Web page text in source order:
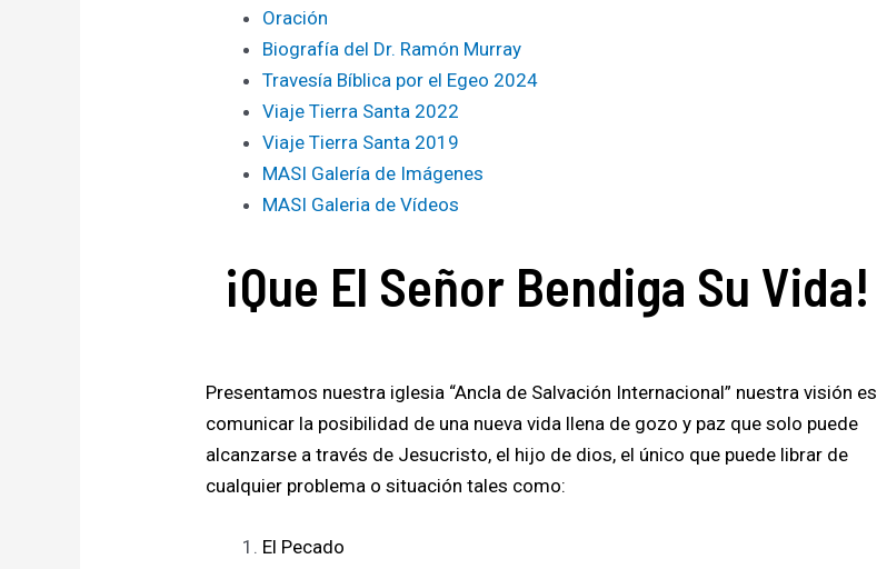
Oración
Biografía del Dr. Ramón Murray
Travesía Bíblica por el Egeo 2024
Viaje Tierra Santa 2022
Viaje Tierra Santa 2019
MASI Galería de Imágenes
MASI Galeria de Vídeos
¡Que El Señor Bendiga Su Vida!
Presentamos nuestra iglesia “Ancla de Salvación Internacional” nuestra visión es
comunicar la posibilidad de una nueva vida llena de gozo y paz que solo puede
alcanzarse a través de Jesucristo, el hijo de dios, el único que puede librar de
cualquier problema o situación tales como:
El Pecado